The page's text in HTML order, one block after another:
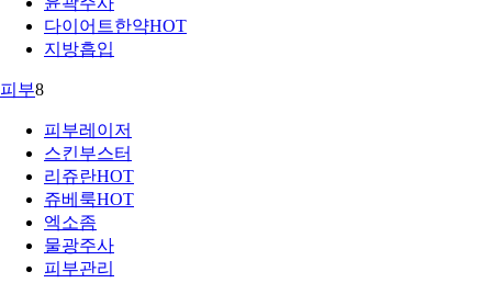
다이어트한약HOT
지방흡입
피부8
피부레이저
스킨부스터
리쥬란HOT
쥬베룩HOT
엑소좀
물광주사
피부관리